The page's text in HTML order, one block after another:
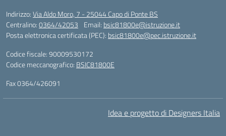
Indirizzo:Via Aldo Moro, 7 - 25044 Capo di Ponte BS
Centralino:0364/42053 Email: bsic81800e@istruzione.it
Posta elettronica certificata (PEC): bsic81800e@pec.istruzione.it
Codice fiscale: 90009530172
Codice meccanografico: BSIC81800E
Fax 0364/426091
Idea e progetto di Designers Italia